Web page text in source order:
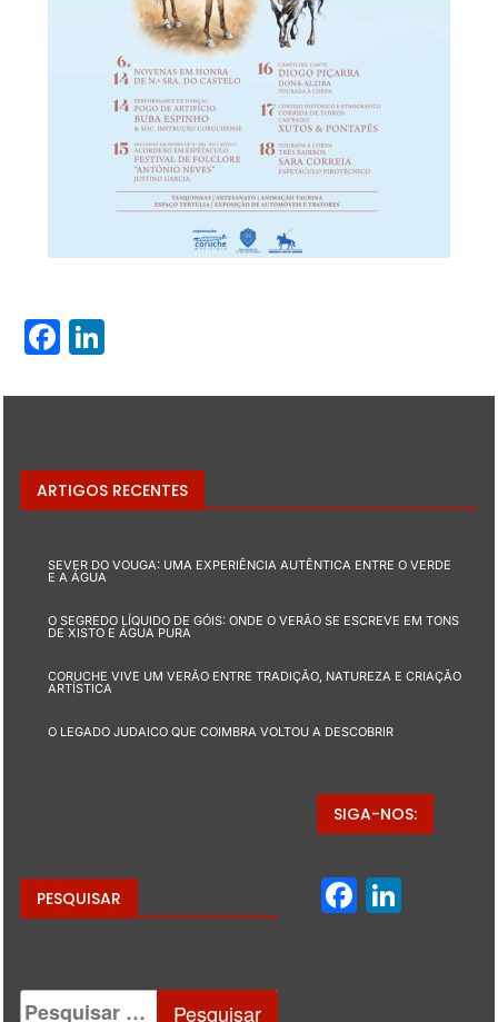
Facebook
ARTIGOS RECENTES
SEVER DO VOUGA: UMA EXPERIÊNCIA AUTÊNTICA ENTRE O VERDE
E A ÁGUA
O SEGREDO LÍQUIDO DE GÓIS: ONDE O VERÃO SE ESCREVE EM TONS
DE XISTO E ÁGUA PURA
CORUCHE VIVE UM VERÃO ENTRE TRADIÇÃO, NATUREZA E CRIAÇÃO
ARTÍSTICA
O LEGADO JUDAICO QUE COIMBRA VOLTOU A DESCOBRIR
PESQUISAR
SIGA-NOS: